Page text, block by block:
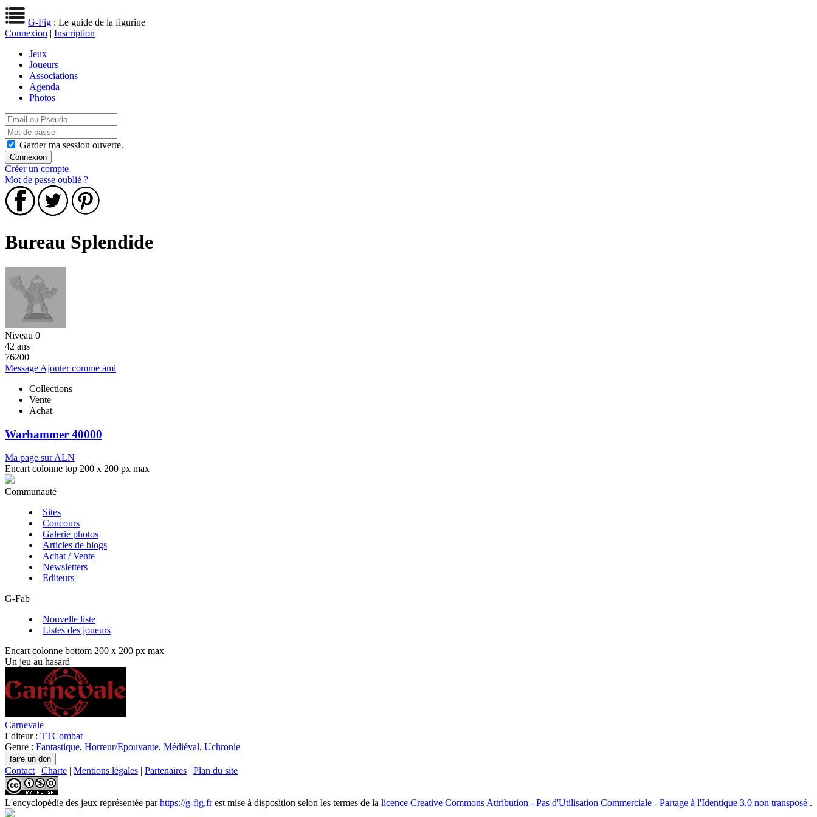
G-Fig : Le guide de la figurine
Connexion | Inscription
Jeux
Joueurs
Associations
Agenda
Photos
Garder ma session ouverte.
Créer un compte
Mot de passe oublié ?
Bureau Splendide
Niveau 0
42 ans
76200
Message Ajouter comme ami
Collections
Vente
Achat
Warhammer 40000
Ma page sur ALN
Encart colonne top 200 x 200 px max
Communauté
Sites
Concours
Galerie photos
Articles de blogs
Achat / Vente
Newsletters
Editeurs
G-Fab
Nouvelle liste
Listes des joueurs
Encart colonne bottom 200 x 200 px max
Un jeu au hasard
Carnevale
Editeur : TTCombat
Genre : Fantastique, Horreur/Epouvante, Médiéval, Uchronie
Contact | Charte | Mentions légales | Partenaires | Plan du site
L'encyclopédie des jeux représentée parhttps://g-fig.frest mise à disposition selon les termes de la licence Creative Commons Attribution - Pas d'Utilisation Commerciale - Partage à l'Identique 3.0 non transposé .